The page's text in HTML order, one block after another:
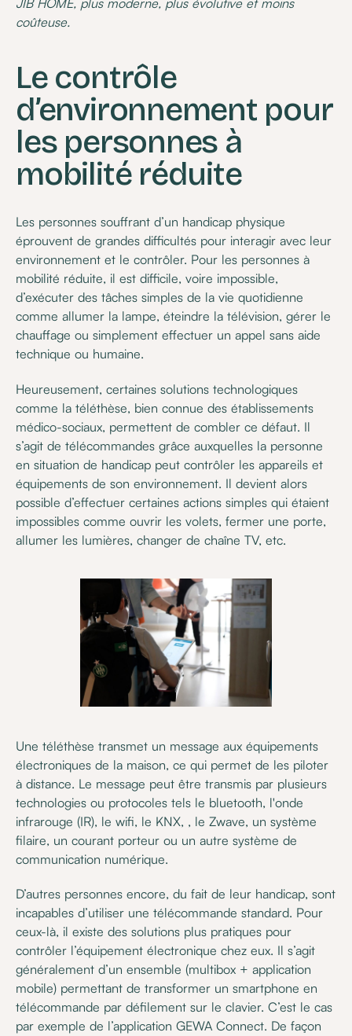
coûteuse.
Le contrôle
d’environnement pour
les personnes à
mobilité réduite
Les personnes souffrant d’un handicap physique
éprouvent de grandes difficultés pour interagir avec leur
environnement et le contrôler. Pour les personnes à
mobilité réduite, il est difficile, voire impossible,
d’exécuter des tâches simples de la vie quotidienne
comme allumer la lampe, éteindre la télévision, gérer le
chauffage ou simplement effectuer un appel sans aide
technique ou humaine.
Heureusement, certaines solutions technologiques
comme la téléthèse, bien connue des établissements
médico-sociaux, permettent de combler ce défaut. Il
s’agit de télécommandes grâce auxquelles la personne
en situation de handicap peut contrôler les appareils et
équipements de son environnement. Il devient alors
possible d’effectuer certaines actions simples qui étaient
impossibles comme ouvrir les volets, fermer une porte,
allumer les lumières, changer de chaîne TV, etc.
Une téléthèse transmet un message aux équipements
électroniques de la maison, ce qui permet de les piloter
à distance. Le message peut être transmis par plusieurs
technologies ou protocoles tels le bluetooth, l'onde
infrarouge (IR), le wifi, le KNX, , le Zwave, un système
filaire, un courant porteur ou un autre système de
communication numérique.
D’autres personnes encore, du fait de leur handicap, sont
incapables d’utiliser une télécommande standard. Pour
ceux-là, il existe des solutions plus pratiques pour
contrôler l’équipement électronique chez eux. Il s’agit
généralement d’un ensemble (multibox + application
mobile) permettant de transformer un smartphone en
télécommande par défilement sur le clavier. C’est le cas
par exemple de l’application GEWA Connect. De façon